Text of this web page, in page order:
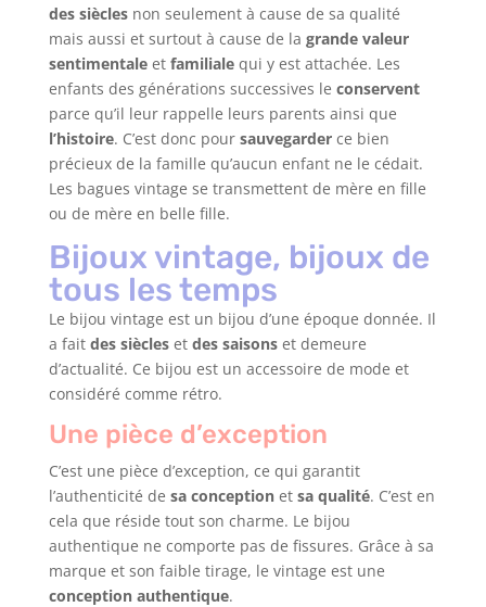
des sièclesnon seulement à cause de sa qualité
mais aussi et surtout à cause de la grande valeur
sentimentaleet familialequi y est attachée. Les
enfants des générations successives le conservent
parce qu’il leur rappelle leurs parents ainsi que
l’histoire. C’est donc pour sauvegarderce bien
précieux de la famille qu’aucun enfant ne le cédait.
Les bagues vintage se transmettent de mère en fille
ou de mère en belle fille.
Bijoux vintage, bijoux de
tous les temps
Le bijou vintage est un bijou d’une époque donnée. Il
a fait des siècleset des saisonset demeure
d’actualité. Ce bijou est un accessoire de mode et
considéré comme rétro.
Une pièce d’exception
C’est une pièce d’exception, ce qui garantit
l’authenticité de sa conceptionet sa qualité. C’est en
cela que réside tout son charme. Le bijou
authentique ne comporte pas de fissures. Grâce à sa
marque et son faible tirage, le vintage est une
conception authentique.